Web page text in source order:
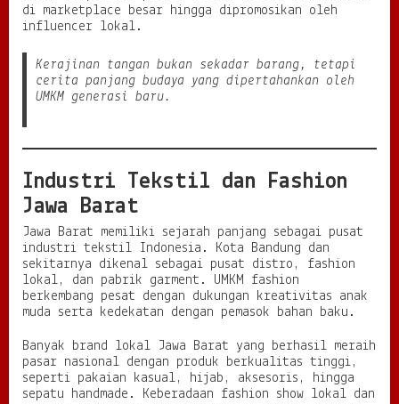
di marketplace besar hingga dipromosikan oleh
influencer lokal.
Kerajinan tangan bukan sekadar barang, tetapi
cerita panjang budaya yang dipertahankan oleh
UMKM generasi baru.
Industri Tekstil dan Fashion
Jawa Barat
Jawa Barat memiliki sejarah panjang sebagai pusat
industri tekstil Indonesia. Kota Bandung dan
sekitarnya dikenal sebagai pusat distro, fashion
lokal, dan pabrik garment. UMKM fashion
berkembang pesat dengan dukungan kreativitas anak
muda serta kedekatan dengan pemasok bahan baku.
Banyak brand lokal Jawa Barat yang berhasil meraih
pasar nasional dengan produk berkualitas tinggi,
seperti pakaian kasual, hijab, aksesoris, hingga
sepatu handmade. Keberadaan fashion show lokal dan